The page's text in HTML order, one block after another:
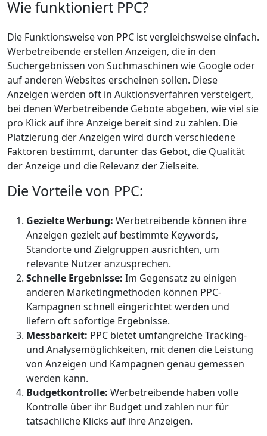
Wie funktioniert PPC?
Die Funktionsweise von PPC ist vergleichsweise einfach.
Werbetreibende erstellen Anzeigen, die in den
Suchergebnissen von Suchmaschinen wie Google oder
auf anderen Websites erscheinen sollen. Diese
Anzeigen werden oft in Auktionsverfahren versteigert,
bei denen Werbetreibende Gebote abgeben, wie viel sie
pro Klick auf ihre Anzeige bereit sind zu zahlen. Die
Platzierung der Anzeigen wird durch verschiedene
Faktoren bestimmt, darunter das Gebot, die Qualität
der Anzeige und die Relevanz der Zielseite.
Die Vorteile von PPC:
Gezielte Werbung: Werbetreibende können ihre
Anzeigen gezielt auf bestimmte Keywords,
Standorte und Zielgruppen ausrichten, um
relevante Nutzer anzusprechen.
Schnelle Ergebnisse: Im Gegensatz zu einigen
anderen Marketingmethoden können PPC-
Kampagnen schnell eingerichtet werden und
liefern oft sofortige Ergebnisse.
Messbarkeit: PPC bietet umfangreiche Tracking-
und Analysemöglichkeiten, mit denen die Leistung
von Anzeigen und Kampagnen genau gemessen
werden kann.
Budgetkontrolle: Werbetreibende haben volle
Kontrolle über ihr Budget und zahlen nur für
tatsächliche Klicks auf ihre Anzeigen.